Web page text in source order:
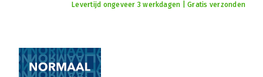
Levertijd ongeveer 3 werkdagen | Gratis verzonden